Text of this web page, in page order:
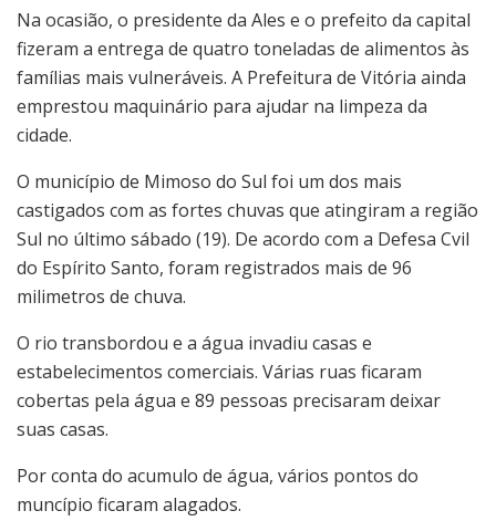
Na ocasião, o presidente da Ales e o prefeito da capital
fizeram a entrega de quatro toneladas de alimentos às
famílias mais vulneráveis. A Prefeitura de Vitória ainda
emprestou maquinário para ajudar na limpeza da
cidade.
O município de Mimoso do Sul foi um dos mais
castigados com as fortes chuvas que atingiram a região
Sul no último sábado (19). De acordo com a Defesa Cvil
do Espírito Santo, foram registrados mais de 96
milimetros de chuva.
O rio transbordou e a água invadiu casas e
estabelecimentos comerciais. Várias ruas ficaram
cobertas pela água e 89 pessoas precisaram deixar
suas casas.
Por conta do acumulo de água, vários pontos do
muncípio ficaram alagados.